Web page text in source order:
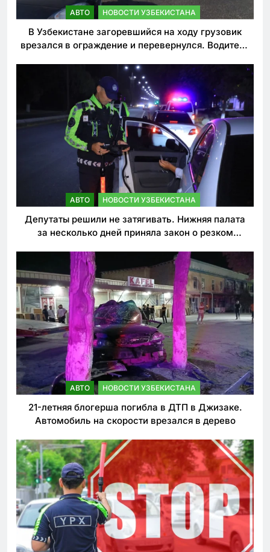
АВТО НОВОСТИ УЗБЕКИСТАНА
В Узбекистане загоревшийся на ходу грузовик
врезался в ограждение и перевернулся. Водитель
АВТО НОВОСТИ УЗБЕКИСТАНА
Депутаты решили не затягивать. Нижняя палата
за несколько дней приняла закон о резком
АВТО НОВОСТИ УЗБЕКИСТАНА
21-летняя блогерша погибла в ДТП в Джизаке.
Автомобиль на скорости врезался в дерево